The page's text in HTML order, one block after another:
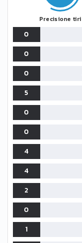
Precisione tiri
0
0
0
5
0
0
4
4
2
0
1